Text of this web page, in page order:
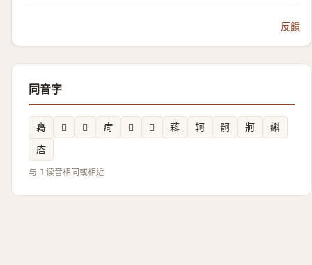
反饋
同音字
樖 𢩘 𪽇 疴 𤰙 𪝙 萪 轲 䯊 牁
䌀
𢈈
与 𣍳 读音相同或相近